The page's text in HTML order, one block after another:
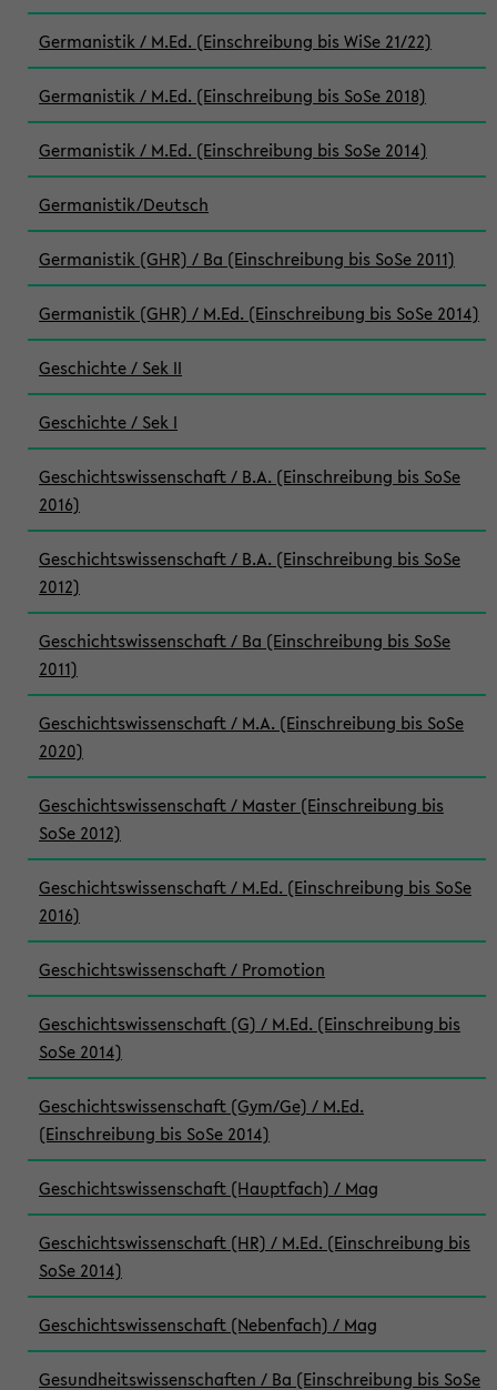
Germanistik / M.Ed. (Einschreibung bis WiSe 21/22)
Germanistik / M.Ed. (Einschreibung bis SoSe 2018)
Germanistik / M.Ed. (Einschreibung bis SoSe 2014)
Germanistik/Deutsch
Germanistik (GHR) / Ba (Einschreibung bis SoSe 2011)
Germanistik (GHR) / M.Ed. (Einschreibung bis SoSe 2014)
Geschichte / Sek II
Geschichte / Sek I
Geschichtswissenschaft / B.A. (Einschreibung bis SoSe
2016)
Geschichtswissenschaft / B.A. (Einschreibung bis SoSe
2012)
Geschichtswissenschaft / Ba (Einschreibung bis SoSe
2011)
Geschichtswissenschaft / M.A. (Einschreibung bis SoSe
2020)
Geschichtswissenschaft / Master (Einschreibung bis
SoSe 2012)
Geschichtswissenschaft / M.Ed. (Einschreibung bis SoSe
2016)
Geschichtswissenschaft / Promotion
Geschichtswissenschaft (G) / M.Ed. (Einschreibung bis
SoSe 2014)
Geschichtswissenschaft (Gym/Ge) / M.Ed.
(Einschreibung bis SoSe 2014)
Geschichtswissenschaft (Hauptfach) / Mag
Geschichtswissenschaft (HR) / M.Ed. (Einschreibung bis
SoSe 2014)
Geschichtswissenschaft (Nebenfach) / Mag
Gesundheitswissenschaften / Ba (Einschreibung bis SoSe